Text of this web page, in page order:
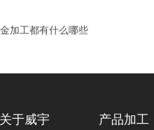
加工都有什么哪些
关于威宇 产品加工